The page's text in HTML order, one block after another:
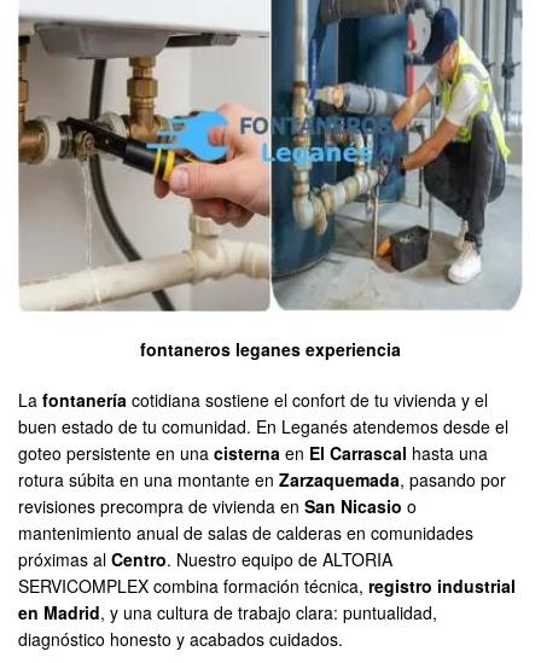
fontaneros leganes experiencia
La fontanería cotidiana sostiene el confort de tu vivienda y el
buen estado de tu comunidad. En Leganés atendemos desde el
goteo persistente en una cisterna en El Carrascal hasta una
rotura súbita en una montante en Zarzaquemada, pasando por
revisiones precompra de vivienda en San Nicasio o
mantenimiento anual de salas de calderas en comunidades
próximas al Centro. Nuestro equipo de ALTORIA
SERVICOMPLEX combina formación técnica, registro industrial
en Madrid, y una cultura de trabajo clara: puntualidad,
diagnóstico honesto y acabados cuidados.